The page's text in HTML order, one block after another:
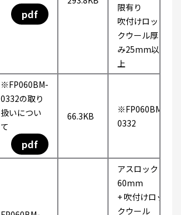
pdf
限有り
吹付けロッ
クウール厚
み25mm以
上
※FP060BM-
0332の取り
扱いについ
て
pdf
66.3KB
※FP060BM-
0332
アスロック
60mm
+ 吹付けロッ
クウール